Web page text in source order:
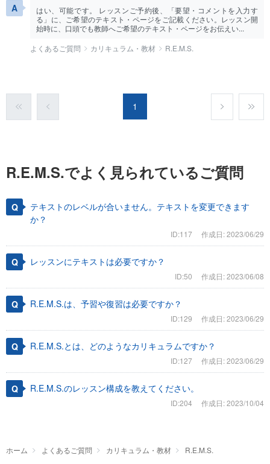
はい、可能です。 レッスンご予約後、「要望・コメントを入力す
る」に、ご希望のテキスト・ページをご記載ください。レッスン開
始時に、口頭でも教師へご希望のテキスト・ページをお伝えい...
よくあるご質問
カリキュラム・教材 R.E.M.S.
1
R.E.M.S.でよく見られているご質問
テキストのレベルが合いません。テキストを変更できます
か？
ID:117 作成日: 2023/06/29
レッスンにテキストは必要ですか？
ID:50 作成日: 2023/06/08
R.E.M.S.は、予習や復習は必要ですか？
ID:129 作成日: 2023/06/29
R.E.M.S.とは、どのようなカリキュラムですか？
ID:127 作成日: 2023/06/29
R.E.M.S.のレッスン構成を教えてください。
ID:204 作成日: 2023/10/04
ホーム よくあるご質問 カリキュラム・教材 R.E.M.S.